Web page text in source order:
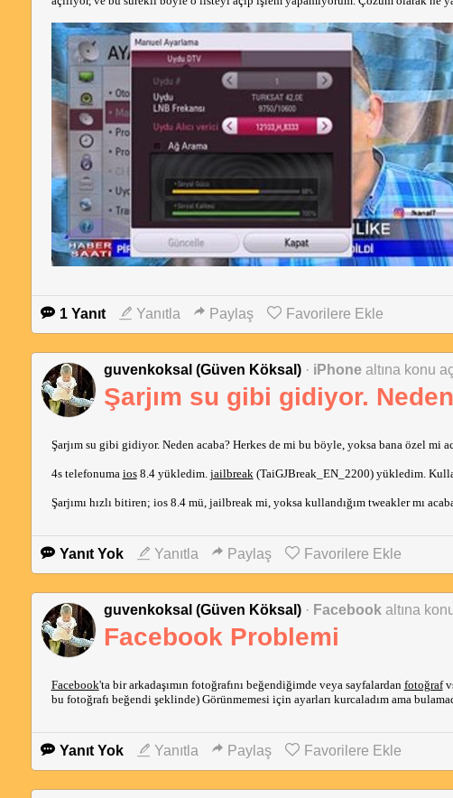
1 Yanıt Yanıtla Paylaş Favorilere Ekle
guvenkoksal (Güven Köksal) · iPhone altına konu
Şarjım su gibi gidiyor.
Şarjım su gibi gidiyor. Neden acaba? Herkes de mi bu böyle, yoksa bana özel mi
4s telefonuma ios8.4 yükledim. jailbreak(TaiGJBreak_EN_2200) yükledim.
Şarjımı hızlı bitiren; ios 8.4 mü, jailbreak mi, yoksa kullandığım tweakler mı
Yanıt Yok Yanıtla Paylaş Favorilere Ekle
guvenkoksal (Güven Köksal) · Facebook altına
Facebook Problemi
Facebook'ta bir arkadaşımın fotoğrafını beğendiğimde veya sayfalardan fotoğraf
bu fotoğrafı beğendi şeklinde) Görünmemesi için ayarları kurcaladım ama
Yanıt Yok Yanıtla Paylaş Favorilere Ekle